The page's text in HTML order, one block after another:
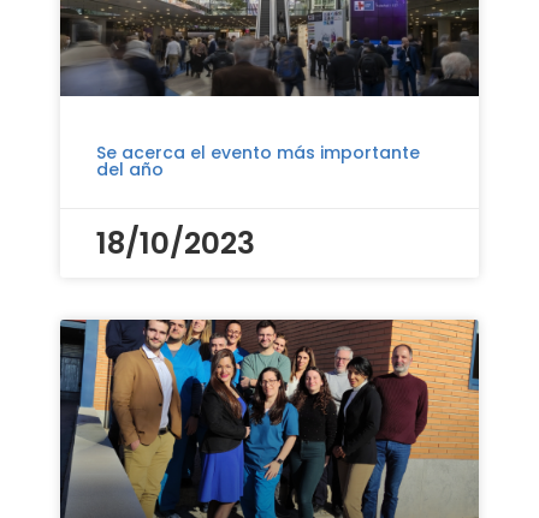
Se acerca el evento más importante
del año
18/10/2023